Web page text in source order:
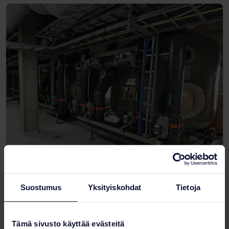
Suostumus Yksityiskohdat Tietoja
Tämä sivusto käyttää evästeitä
Hiekkasuodatus